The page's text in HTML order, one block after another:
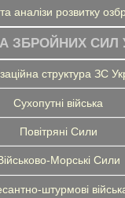
аналізи розвитку
ЗБРОЙНИХ СИЛ
структура ЗС
Сухопутні війська
Повітряні Сили
Морські Сили
штурмові